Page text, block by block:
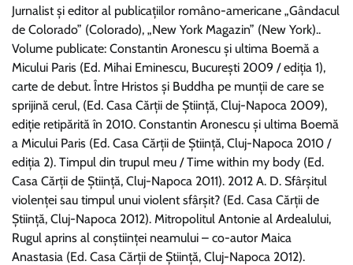
Jurnalist și editor al publicațiilor româno-americane „Gândacul
de Colorado” (Colorado), „New York Magazin” (New York)..
Volume publicate: Constantin Aronescu și ultima Boemă a
Micului Paris (Ed. Mihai Eminescu, București 2009 / ediția 1),
carte de debut. Între Hristos și Buddha pe munții de care se
sprijină cerul, (Ed. Casa Cărții de Știință, Cluj-Napoca 2009),
ediție retipărită în 2010. Constantin Aronescu și ultima Boemă
a Micului Paris (Ed. Casa Cărții de Știință, Cluj-Napoca 2010 /
ediția 2). Timpul din trupul meu / Time within my body (Ed.
Casa Cărții de Știință, Cluj-Napoca 2011). 2012 A. D. Sfârșitul
violenței sau timpul unui violent sfârșit? (Ed. Casa Cărții de
Știință, Cluj-Napoca 2012). Mitropolitul Antonie al Ardealului,
Rugul aprins al conștiinței neamului – co-autor Maica
Anastasia (Ed. Casa Cărții de Știință, Cluj-Napoca 2012).